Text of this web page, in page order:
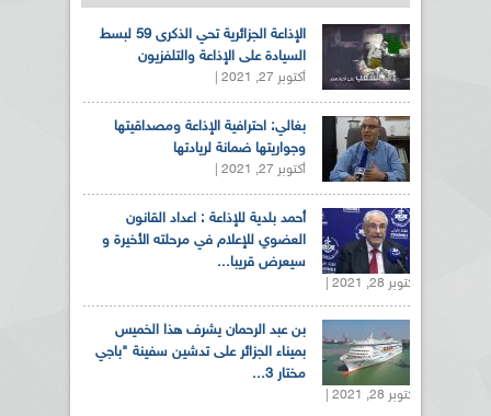
الإذاعة الجزائرية تحي الذكرى 59 لبسط
السيادة على الإذاعة والتلفزيون
أكتوبر 27, 2021 |
بغالي: احترافية الإذاعة ومصداقيتها
وجواريتها ضمانة لريادتها
أكتوبر 27, 2021 |
أحمد بلدية للإذاعة : اعداد القانون
العضوي للإعلام في مرحلته الأخيرة و
سيعرض قريبا...
أكتوبر 28, 2021 |
بن عبد الرحمان يشرف هذا الخميس
بميناء الجزائر على تدشين سفينة "باجي
مختار 3...
أكتوبر 28, 2021 |